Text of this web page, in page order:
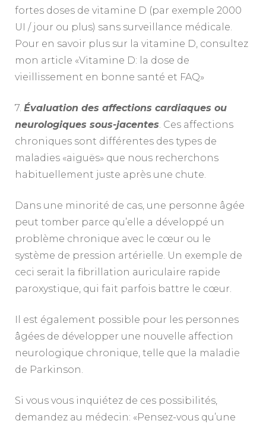
fortes doses de vitamine D (par exemple 2000
UI / jour ou plus) sans surveillance médicale.
Pour en savoir plus sur la vitamine D, consultez
mon article «Vitamine D: la dose de
vieillissement en bonne santé et FAQ»
7. Évaluation des affections cardiaques ou
neurologiques sous-jacentes. Ces affections
chroniques sont différentes des types de
maladies «aiguës» que nous recherchons
habituellement juste après une chute.
Dans une minorité de cas, une personne âgée
peut tomber parce qu’elle a développé un
problème chronique avec le cœur ou le
système de pression artérielle. Un exemple de
ceci serait la fibrillation auriculaire rapide
paroxystique, qui fait parfois battre le cœur.
Il est également possible pour les personnes
âgées de développer une nouvelle affection
neurologique chronique, telle que la maladie
de Parkinson.
Si vous vous inquiétez de ces possibilités,
demandez au médecin: «Pensez-vous qu’une